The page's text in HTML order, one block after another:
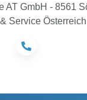
AT GmbH - 8561
Service Österreich